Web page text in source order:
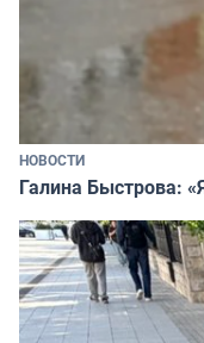
НОВОСТИ
Галина Быстрова: